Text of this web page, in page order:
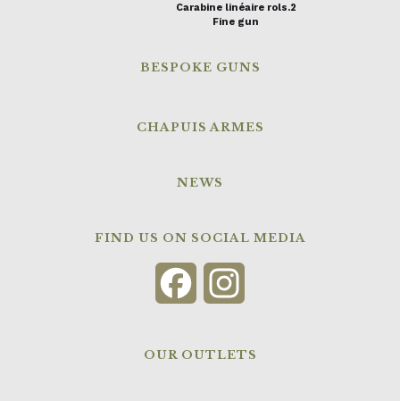
Carabine linéaire rols.2
Fine gun
BESPOKE GUNS
CHAPUIS ARMES
NEWS
FIND US ON SOCIAL MEDIA
Facebook
OUR OUTLETS